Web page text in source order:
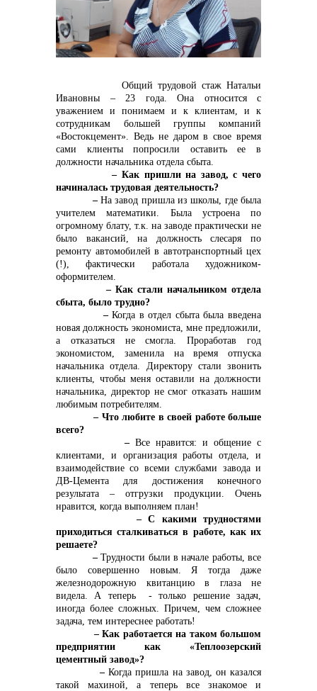
Контакты
+7 (423) 234 50 50
info@vostokcement.ru
Общий трудовой стаж Натальи
Ивановны – 23 года. Она относится с
уважением и понимаем и к клиентам, и к
сотрудникам большей группы компаний
«Востокцемент». Ведь не даром в свое время
сами клиенты попросили оставить ее в
должности начальника отдела сбыта.
– Как пришли на завод, с чего
начиналась трудовая деятельность?
–На завод пришла из школы, где была
учителем математики. Была устроена по
огромному блату, т.к. на заводе практически не
было вакансий, на должность слесаря по
ремонту автомобилей в автотранспортный цех
(!), фактически работала художником-
оформителем.
– Как стали начальником отдела
сбыта, было трудно?
–Когда в отдел сбыта была введена
новая должность экономиста, мне предложили,
а отказаться не смогла. Проработав год
экономистом, заменила на время отпуска
начальника отдела. Директору стали звонить
клиенты, чтобы меня оставили на должности
начальника, директор не смог отказать нашим
любимым потребителям.
– Что любите в своей работе больше
всего?
– Все нравится: и общение с
клиентами, и организация работы отдела, и
взаимодействие со всеми службами завода и
ДВ-Цемента для достижения конечного
результата – отгрузки продукции. Очень
нравится, когда выполняем план!
– С какими трудностями
приходиться сталкиваться в работе, как их
решаете?
–Трудности были в начале работы, все
было совершенно новым. Я тогда даже
железнодорожную квитанцию в глаза не
видела. А теперь - только решение задач,
иногда более сложных. Причем, чем сложнее
задача, тем интереснее работать!
– Как работается на таком большом
предприятии как «Теплоозерский
цементный завод»?
–Когда пришла на завод, он казался
такой махиной, а теперь все знакомое и